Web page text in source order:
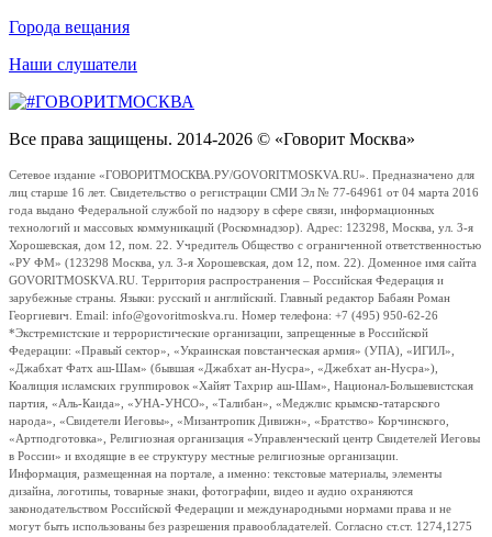
Города вещания
Наши слушатели
Все права защищены. 2014-2026 © «Говорит Москва»
Сетевое издание «ГОВОРИТМОСКВА.РУ/GOVORITMOSKVA.RU». Предназначено для
лиц старше 16 лет. Свидетельство о регистрации СМИ Эл № 77-64961 от 04 марта 2016
года выдано Федеральной службой по надзору в сфере связи, информационных
технологий и массовых коммуникаций (Роскомнадзор). Адрес: 123298, Москва, ул. 3-я
Хорошевская, дом 12, пом. 22. Учредитель Общество с ограниченной ответственностью
«РУ ФМ» (123298 Москва, ул. 3-я Хорошевская, дом 12, пом. 22). Доменное имя сайта
GOVORITMOSKVA.RU. Территория распространения – Российская Федерация и
зарубежные страны. Языки: русский и английский. Главный редактор Бабаян Роман
Георгиевич. Email: info@govoritmoskva.ru. Номер телефона: +7 (495) 950-62-26
*Экстремистские и террористические организации, запрещенные в Российской
Федерации: «Правый сектор», «Украинская повстанческая армия» (УПА), «ИГИЛ»,
«Джабхат Фатх аш-Шам» (бывшая «Джабхат ан-Нусра», «Джебхат ан-Нусра»),
Коалиция исламских группировок «Хайят Тахрир аш-Шам», Национал-Большевистская
партия, «Аль-Каида», «УНА-УНСО», «Талибан», «Меджлис крымско-татарского
народа», «Свидетели Иеговы», «Мизантропик Дивижн», «Братство» Корчинского,
«Артподготовка», Религиозная организация «Управленческий центр Свидетелей Иеговы
в России» и входящие в ее структуру местные религиозные организации.
Информация, размещенная на портале, а именно: текстовые материалы, элементы
дизайна, логотипы, товарные знаки, фотографии, видео и аудио охраняются
законодательством Российской Федерации и международными нормами права и не
могут быть использованы без разрешения правообладателей. Согласно ст.ст. 1274,1275